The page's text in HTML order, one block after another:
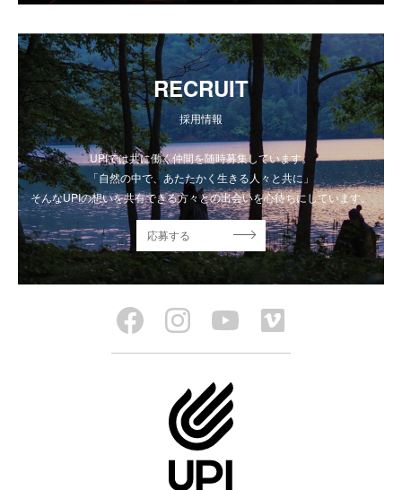
RECRUIT
採用情報
UPIでは共に働く仲間を随時募集しています。
「自然の中で、あたたかく生きる人々と共に」
そんなUPIの想いを共有できる方々との出会いを心待ちにしています。
応募する